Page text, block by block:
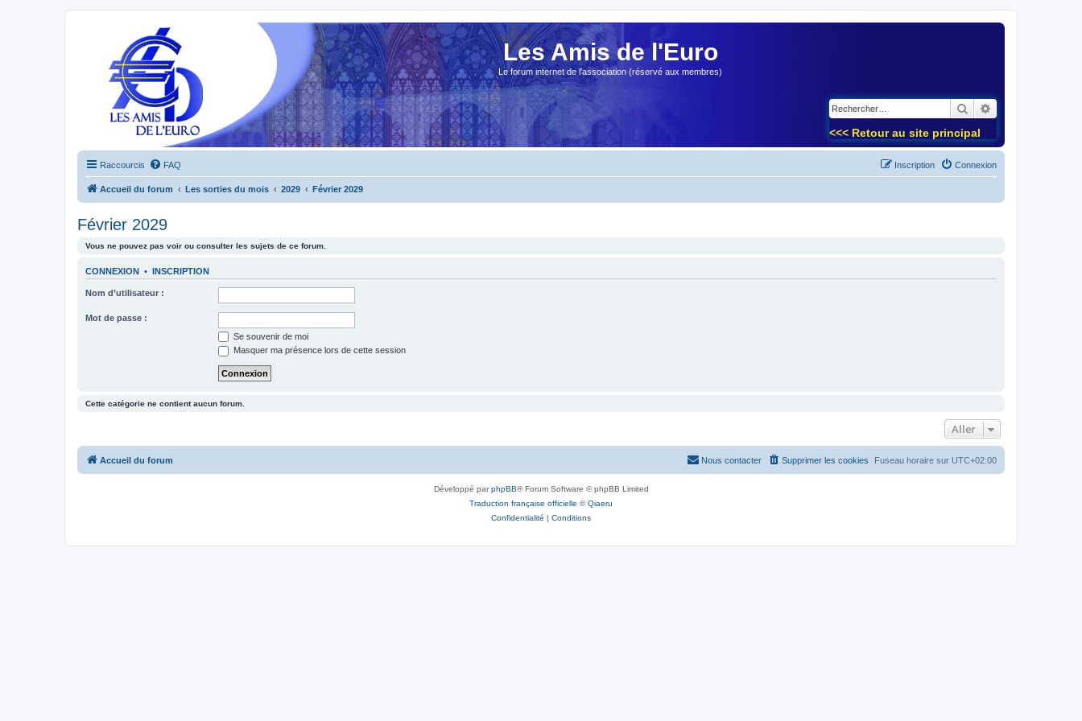
Les Amis de l'Euro
Le forum internet de l'association (réservé aux membres)
Rechercher
<<< Retour au site principal
Raccourcis FAQ Connexion
Inscription
Accueil du forum Les sorties du mois 2029 Février 2029
Février 2029
Vous ne pouvez pas voir ou consulter les sujets de ce forum.
CONNEXION • INSCRIPTION
Nom d’utilisateur :
Mot de passe :
Se souvenir de moi
Masquer ma présence lors de cette session
Cette catégorie ne contient aucun forum.
Aller
Accueil du forum Fuseau horaire sur UTC+02:00
Supprimer les cookies
Nous contacter
Développé parphpBB® Forum Software © phpBB Limited
Traduction française officielle ©Qiaeru
Confidentialité | Conditions